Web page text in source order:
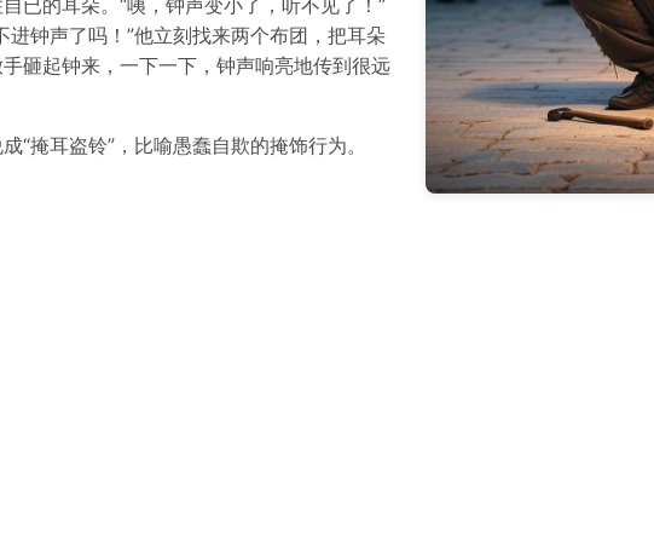
已的耳朵。“咦，钟声变小了，听不见了！”
钟声了吗！”他立刻找来两个布团，把耳朵
砸起钟来，一下一下，钟声响亮地传到很远
“掩耳盗铃”，比喻愚蠢自欺的掩饰行为。